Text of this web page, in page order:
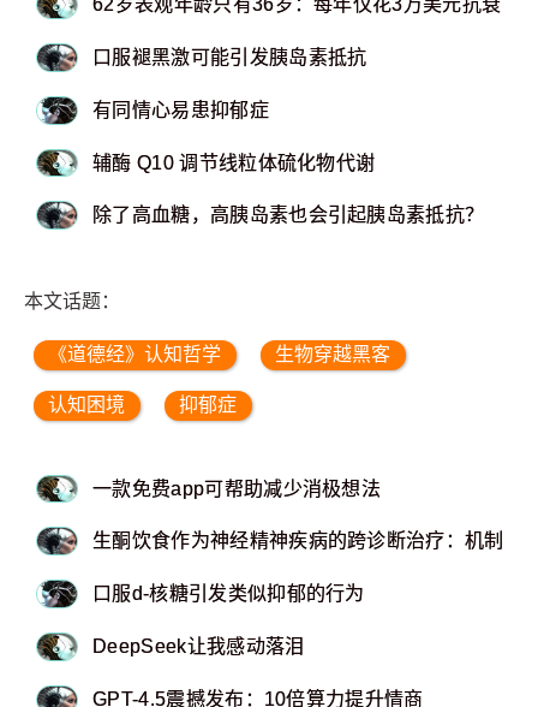
62岁表观年龄只有36岁：每年仅花3万美元抗衰
口服褪黑激可能引发胰岛素抵抗
有同情心易患抑郁症
辅酶 Q10 调节线粒体硫化物代谢
除了高血糖，高胰岛素也会引起胰岛素抵抗？
本文话题：
《道德经》认知哲学 生物穿越黑客
认知困境 抑郁症
一款免费app可帮助减少消极想法
生酮饮食作为神经精神疾病的跨诊断治疗：机制和
口服d-核糖引发类似抑郁的行为
DeepSeek让我感动落泪
GPT-4.5震撼发布：10倍算力提升情商